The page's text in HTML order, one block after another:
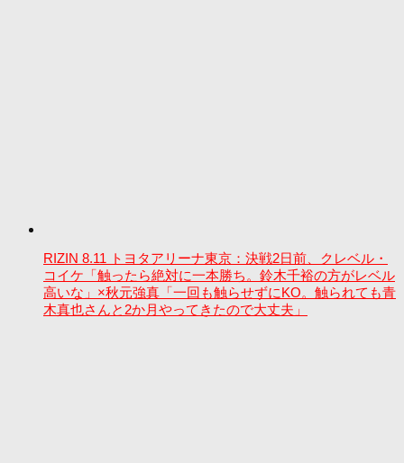
RIZIN 8.11 トヨタアリーナ東京：決戦2日前、クレベル・
コイケ「触ったら絶対に一本勝ち。鈴木千裕の方がレベル
高いな」×秋元強真「一回も触らせずにKO。触られても青
木真也さんと2か月やってきたので大丈夫」